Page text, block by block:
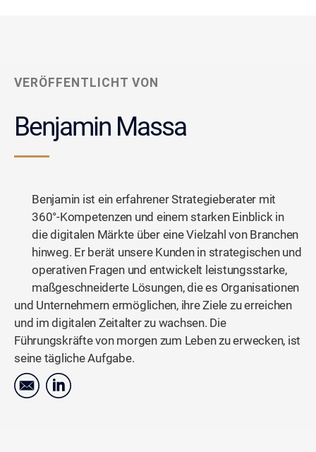
VERÖFFENTLICHT VON
Benjamin Massa
Benjamin ist ein erfahrener Strategieberater mit
360°-Kompetenzen und einem starken Einblick in
die digitalen Märkte über eine Vielzahl von Branchen
hinweg. Er berät unsere Kunden in strategischen und
operativen Fragen und entwickelt leistungsstarke,
maßgeschneiderte Lösungen, die es Organisationen
und Unternehmern ermöglichen, ihre Ziele zu erreichen
und im digitalen Zeitalter zu wachsen. Die
Führungskräfte von morgen zum Leben zu erwecken, ist
seine tägliche Aufgabe.